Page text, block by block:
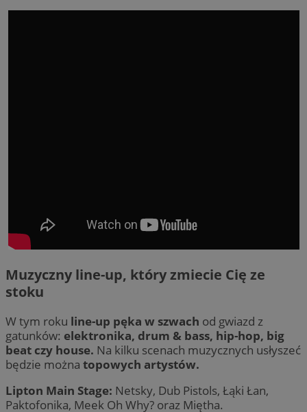
Muzyczny line-up, który zmiecie Cię ze
stoku
W tym roku line-up pęka w szwach od gwiazd z
gatunków: elektronika, drum & bass, hip-hop, big
beat czy house. Na kilku scenach muzycznych usłyszeć
będzie można topowych artystów.
Lipton Main Stage: Netsky, Dub Pistols, Łąki Łan,
Paktofonika, Meek Oh Why? oraz Miętha.